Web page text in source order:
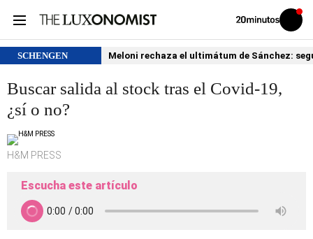
Volver
Iniciar
sesión
SCHENGEN Meloni rechaza el ultimátum de Sánchez:
Buscar salida al stock tras el Covid-19,
¿sí o no?
H&M PRESS
Escucha este artículo